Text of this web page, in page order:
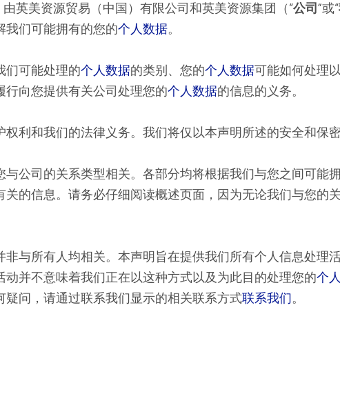
由英美资源贸易（中国）有限公司和英美资源集团（“公司”或“
我们可能拥有的您的个人数据。
们可能处理的个人数据的类别、您的个人数据可能如何处理
向您提供有关公司处理您的个人数据的信息的义务。
利和我们的法律义务。我们将仅以本声明所述的安全和保
公司的关系类型相关。各部分均将根据我们与您之间可能
关的信息。请务必仔细阅读概述页面，因为无论我们与您的
非与所有人均相关。本声明旨在提供我们所有个人信息处理
动并不意味着我们正在以这种方式以及为此目的处理您的个
疑问，请通过联系我们显示的相关联系方式联系我们。